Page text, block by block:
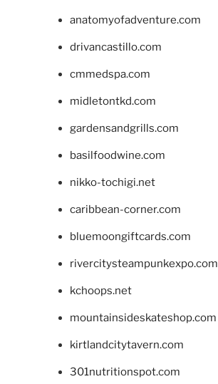
anatomyofadventure.com
drivancastillo.com
cmmedspa.com
midletontkd.com
gardensandgrills.com
basilfoodwine.com
nikko-tochigi.net
caribbean-corner.com
bluemoongiftcards.com
rivercitysteampunkexpo.com
kchoops.net
mountainsideskateshop.com
kirtlandcitytavern.com
301nutritionspot.com